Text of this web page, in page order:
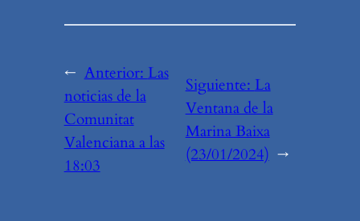
← Anterior: Las
noticias de la
Comunitat
Valenciana a las
18:03
Siguiente: La
Ventana de la
Marina Baixa
(23/01/2024) →